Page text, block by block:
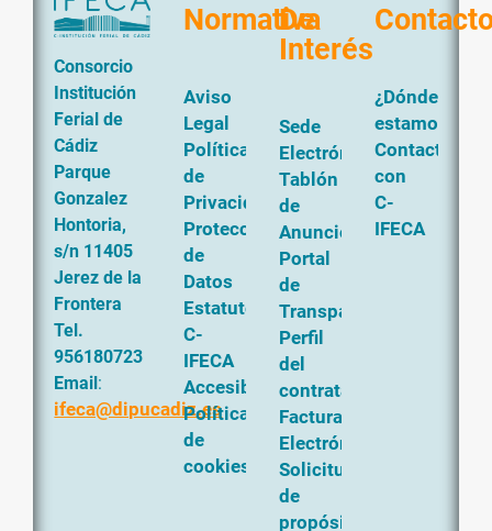
Consorcio
Institución
Ferial de
Cádiz
Parque
Gonzalez
Hontoria,
s/n 11405
Jerez de la
Frontera
Tel.
956180723
Email:
ifeca@dipucadiz.es
Normativa
Aviso
Legal
Política
de
Privacidad
Protección
de
Datos
Estatutos
C-
IFECA
Accesibilidad
Política
de
cookies
De
Interés
Sede
Electrónica
Tablón
de
Anuncios
Portal
de
Transparencia
Perfil
del
contratante
Factura
Electrónica
Solicitud
de
propósito
¿Dónde
estamos?
Contacta
con
C-
IFECA